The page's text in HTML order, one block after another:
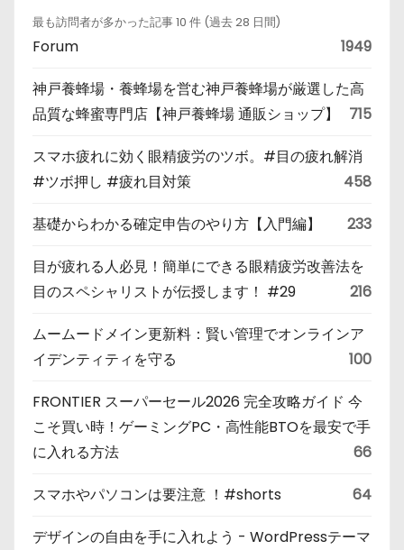
最も訪問者が多かった記事 10 件 (過去 28 日間)
Forum 1949
神戸養蜂場・養蜂場を営む神戸養蜂場が厳選した高
品質な蜂蜜専門店【神戸養蜂場 通販ショップ】
715
スマホ疲れに効く眼精疲労のツボ。#目の疲れ解消
#ツボ押し #疲れ目対策
458
基礎からわかる確定申告のやり方【入門編】 233
目が疲れる人必見！簡単にできる眼精疲労改善法を
目のスペシャリストが伝授します！ #29
216
ムームードメイン更新料：賢い管理でオンラインア
イデンティティを守る
100
FRONTIER スーパーセール2026 完全攻略ガイド 今
こそ買い時！ゲーミングPC・高性能BTOを最安で手
に入れる方法
66
スマホやパソコンは要注意 ！#shorts 64
デザインの自由を手に入れよう - WordPressテーマ